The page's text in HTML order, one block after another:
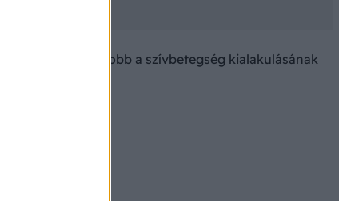
nagyobb a szívbetegség kialakulásának